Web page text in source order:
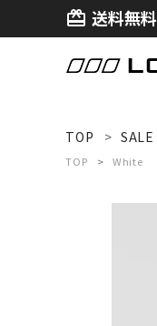
card_giftcard 送料無料
ACCOUNT MENU
ようこそ ゲスト 様
TOP SALE
TOP White